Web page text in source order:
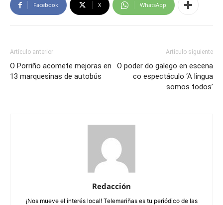
Facebook X WhatsApp
Artículo anterior
O Porriño acomete mejoras en
13 marquesinas de autobús
Artículo siguiente
O poder do galego en escena
co espectáculo ‘A lingua
somos todos’
Redacción
¡Nos mueve el interés local! Telemariñas es tu periódico de las